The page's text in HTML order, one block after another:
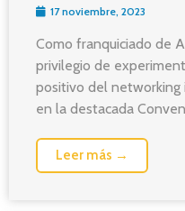
17 noviembre, 2023
Como franquiciado de
privilegio de
positivo del networking
en la destacada
Leer más →